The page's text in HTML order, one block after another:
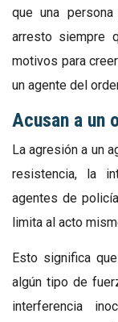
que una
arresto siempre
motivos para
un agente del
Acusan a un
La agresión a un
resistencia, la
agentes de
limita al acto
Esto significa
algún tipo de
interferencia